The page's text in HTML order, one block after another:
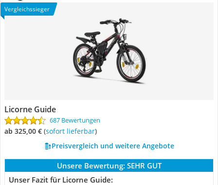
Vergleichssieger
Licorne Guide
687 Bewertungen
ab 325,00 € ( Sofort lieferbar)
Preisvergleich und weitere Angebote
Unsere Bewertung: SEHR GUT
Unser Fazit für Licorne Guide: